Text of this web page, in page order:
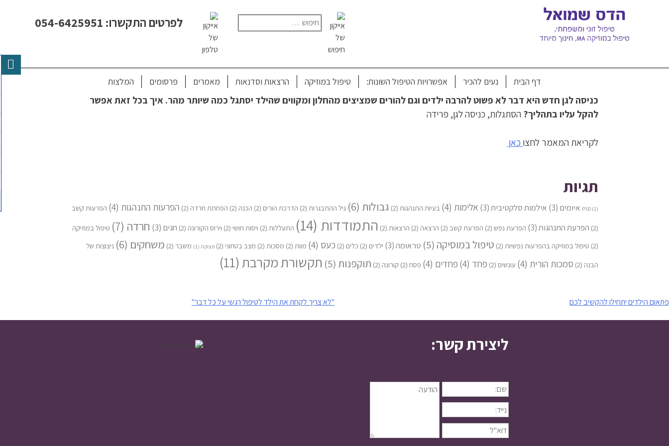
לפרטים התקשרו: 054-6425951 חיפוש:
דף הבית נעים להכיר אפשרויות הטיפול השונות: טיפול במוזיקה הרצאות וסדנאות מאמרים פרסומים המלצות
כניסה לגן חדש היא דבר לא פשוט להרבה ילדים וגם להורים שמציצים מהחלון ומקווים שהילד יסתגל כמה שיותר מהר. איך בכל זאת אפשר
להקל עליו בתהליך?הסתגלות, כניסה לגן, פרידה
לקריאת המאמר לחצוכאן
תגיות
PSD (1) איומים (3) אילמות סלקטיבית(3) אלימות (4) בעיות התנהגות (2) גבולות (6) גיל ההתבגרות (2) הדרכת הורים (2) הכנה (2) הפחתת חרדה (2) הפרעות התנהגות (4) הפרעות קשב
(2) הפרעת התנהגות(3) הפרעת נפש (2) הפרעת קשב (2) הרצאה (2) הרצאות (2) התמודדות (14) התעללות (2) ויסות חושי (2) וירוס הקורונה (2) חגים (3) חרדה (7)
טיפול במוזיקה
(2)
טיפול במוזיקה בהפרעות נפשיות (2) טיפול במוסיקה (5) טראומה(3) ילדים (2) כלים (2) כעס (4) מוות (2) מסכות (2) מצב בטחוני (2) מצוקה (1) משבר (2) משחקים (6)
ניצוצות של
הבנה (2) סמכות הורית (4) עונשים (2) פחד (4) פחדים (4) פסח (2) קורונה (2) תוקפנות (5) תקשורת מקרבת(11)
ניווט "לא צריך לקחת את הילד לטיפול רגשי על כל דבר" פתאום הילדים יתחילו להקשיב לכם
ליצירת קשר: